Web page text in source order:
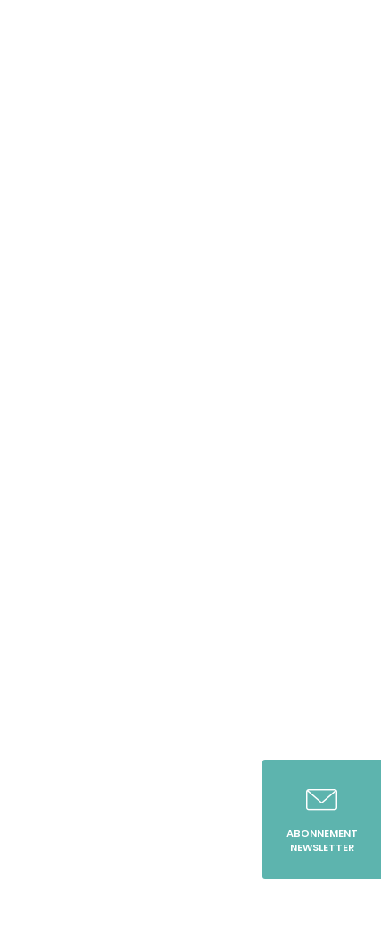
ABONNEMENT
NEWSLETTER